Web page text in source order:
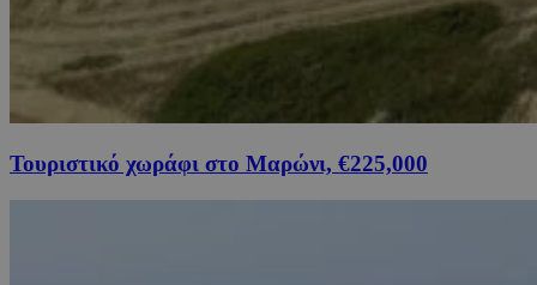
Τουριστικό χωράφι στο Μαρώνι, €225,000